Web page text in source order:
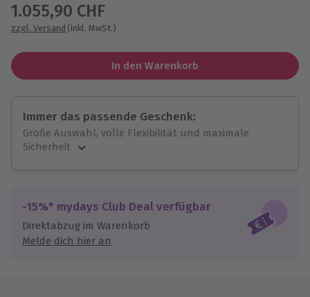
1.055,90 CHF
zzgl. Versand (inkl. MwSt.)
In den Warenkorb
Immer das passende Geschenk:
Große Auswahl, volle Flexibilität und maximale
Sicherheit
Jeder Gutschein für alle Erlebnisse einlösbar.
Maximale Sicherheit
10 Jahre gültig & verlängerbar.
-15%* mydays Club Deal verfügbar
Direktabzug im Warenkorb
Melde dich hier an